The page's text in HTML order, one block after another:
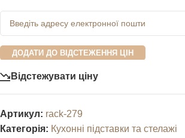
ДОДАТИ ДО ВІДСТЕЖЕННЯ ЦІН
Відстежувати ціну
Артикул: rack-279
Категорія: Кухонні підставки та стелажі